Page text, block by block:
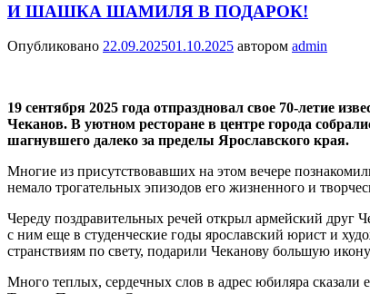
И ШАШКА ШАМИЛЯ В ПОДАРОК!
Опубликовано 22.09.202501.10.2025 автором admin
19 сентября 2025 года отпраздновал свое 70-летие
Чеканов. В уютном ресторане в центре города
шагнувшего далеко за пределы Ярославского края.
Многие из присутствовавших на этом вечере
немало трогательных эпизодов его жизненного и
Череду поздравительных речей открыл армейский
с ним еще в студенческие годы ярославский юрист и
странствиям по свету, подарили Чеканову большую
Много теплых, сердечных слов в адрес юбиляра